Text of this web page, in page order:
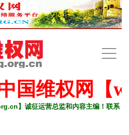
手
机
国维权网【
】诚征运营总监和内容主编！联系